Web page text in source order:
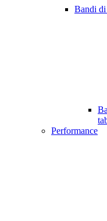
Bandi di
Performance